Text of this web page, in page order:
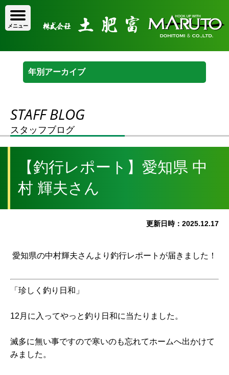
STAFF BLOG
スタッフブログ
【釣行レポート】愛知県 中
村 輝夫さん
更新日時：2025.12.17
愛知県の中村輝夫さんより釣行レポートが届きました！
「珍しく釣り日和」
12月に入ってやっと釣り日和に当たりました。
滅多に無い事ですので寒いのも忘れてホームへ出かけて
みました。